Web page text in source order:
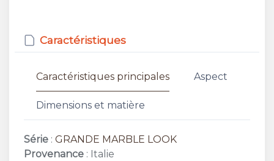
Caractéristiques
Caractéristiques principales Aspect
Dimensions et matière
Série : GRANDE MARBLE LOOK
Provenance : Italie